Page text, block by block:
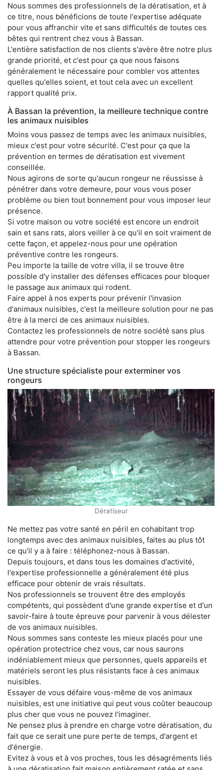
Nous sommes des professionnels de la dératisation, et à
ce titre, nous bénéficions de toute l'expertise adéquate
pour vous affranchir vite et sans difficultés de toutes ces
bêtes qui rentrent chez vous à Bassan.
L'entière satisfaction de nos clients s'avère être notre plus
grande priorité, et c'est pour ça que nous faisons
généralement le nécessaire pour combler vos attentes
quelles qu'elles soient, et tout cela avec un excellent
rapport qualité prix.
À Bassan la prévention, la meilleure technique contre
les animaux nuisibles
Moins vous passez de temps avec les animaux nuisibles,
mieux c'est pour votre sécurité. C'est pour ça que la
prévention en termes de dératisation est vivement
conseillée.
Nous agirons de sorte qu'aucun rongeur ne réussisse à
pénétrer dans votre demeure, pour vous vous poser
problème ou bien tout bonnement pour vous imposer leur
présence.
Si votre maison ou votre société est encore un endroit
sain et sans rats, alors veiller à ce qu'il en soit vraiment de
cette façon, et appelez-nous pour une opération
préventive contre les rongeurs.
Peu importe la taille de votre villa, il se trouve être
possible d'y installer des défenses efficaces pour bloquer
le passage aux animaux qui rodent.
Faire appel à nos experts pour prévenir l'invasion
d'animaux nuisibles, c'est la meilleure solution pour ne pas
être à la merci de ces animaux nuisibles.
Contactez les professionnels de notre société sans plus
attendre pour votre prévention pour stopper les rongeurs
à Bassan.
Une structure spécialiste pour exterminer vos
rongeurs
Dératiseur
Ne mettez pas votre santé en péril en cohabitant trop
longtemps avec des animaux nuisibles, faites au plus tôt
ce qu'il y a à faire : téléphonez-nous à Bassan.
Depuis toujours, et dans tous les domaines d'activité,
l'expertise professionnelle a généralement été plus
efficace pour obtenir de vrais résultats.
Nos professionnels se trouvent être des employés
compétents, qui possèdent d'une grande expertise et d'un
savoir-faire à toute épreuve pour parvenir à vous délester
de vos animaux nuisibles.
Nous sommes sans conteste les mieux placés pour une
opération protectrice chez vous, car nous saurons
indéniablement mieux que personnes, quels appareils et
matériels seront les plus résistants face à ces animaux
nuisibles.
Essayer de vous défaire vous-même de vos animaux
nuisibles, est une initiative qui peut vous coûter beaucoup
plus cher que vous ne pouvez l'imaginer.
Ne pensez plus à prendre en charge votre dératisation, du
fait que ce serait une pure perte de temps, d'argent et
d'énergie.
Evitez à vous et à vos proches, tous les désagréments liés